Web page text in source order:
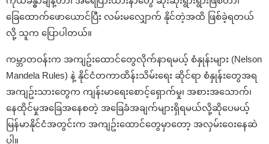
ခြေထောက်ဖောယောင်ပြီး လမ်းမလျှောက် နိုင်တဲ့အထိ ဖြစ်ခဲ့ရတယ်
လို့ သူက ပြောပါတယ်။
ကမ္ဘာတဝန်းက အကျဥ်းထောင်တွေလိုက်နာရမယ့် စံနှုန်းများ (Nelson
Mandela Rules) နဲ့ နိုင်ငံတကာထိန်းသိမ်းရေး ဆိုင်ရာ စံနှုန်းတွေအရ
အကျဥ်းသားတွေက ကျန်းမာရေးစောင့်ရှောက်မှု၊ အစားအသောက်၊
နေထိုင်မှုအခြေအနေစတဲ့ အခြေခံအချက်များရှိရမယ်လို့ဆိုပေမယ့်
မြန်မာနိုင်ငံအတွင်းက အကျဥ်းထောင်တွေမှာတော့ အလှမ်းဝေးနေဆဲ
ပါ။